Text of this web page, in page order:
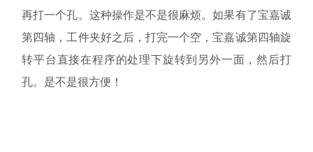
再打一个孔。这种操作是不是很麻烦。如果有了宝嘉诚
第四轴，工件夹好之后，打完一个空，宝嘉诚第四轴旋
转平台直接在程序的处理下旋转到另外一面，然后打
孔。是不是很方便！